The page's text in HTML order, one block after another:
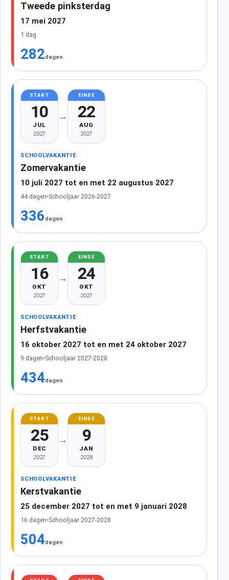
Tweede pinksterdag
17 mei 2027
1 dag
282dagen
START
10
JUL
2027
→
EINDE
22
AUG
2027
SCHOOLVAKANTIE
Zomervakantie
10 juli 2027 tot en met 22 augustus 2027
44 dagen•Schooljaar 2026-2027
336 dagen
START
16
OKT
2027
→
EINDE
24
OKT
2027
SCHOOLVAKANTIE
Herfstvakantie
16 oktober 2027 tot en met 24 oktober 2027
9 dagen•Schooljaar 2027-2028
434dagen
START
25
DEC
2027
→
EINDE
9
JAN
2028
SCHOOLVAKANTIE
Kerstvakantie
25 december 2027 tot en met 9 januari 2028
16 dagen•Schooljaar 2027-2028
504dagen